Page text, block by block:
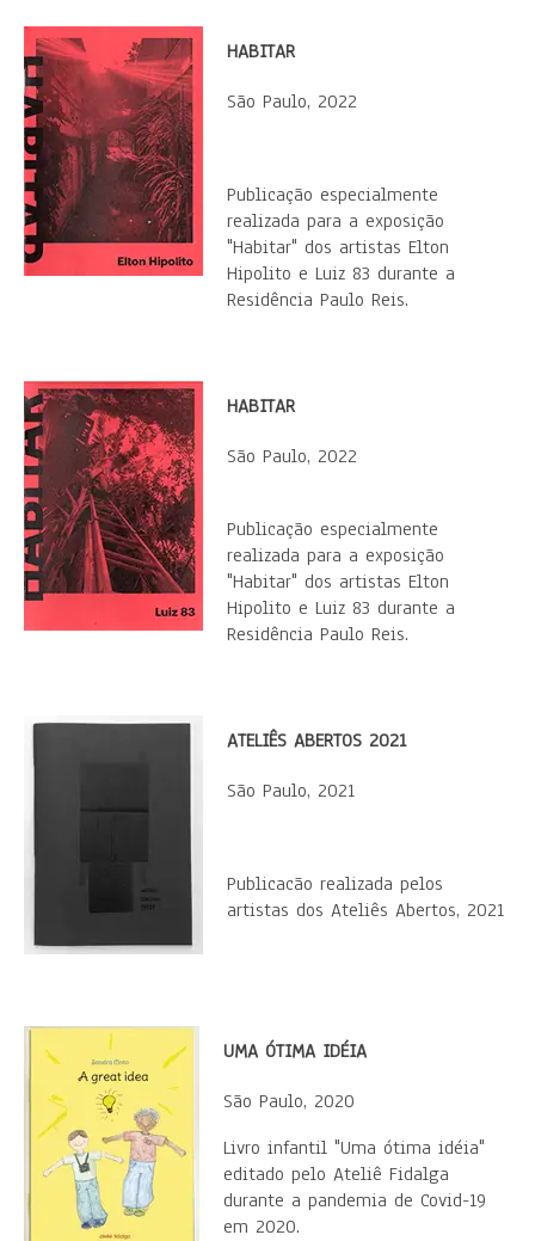
HABITAR
São Paulo, 2022
​Publicação especialmente
realizada para a exposição
"Habitar" dos artistas Elton
Hipolito e Luiz 83 durante a
Residência Paulo Reis.
HABITAR
São Paulo, 2022
Publicação especialmente
realizada para a exposição
"Habitar" dos artistas Elton
Hipolito e Luiz 83 durante a
Residência Paulo Reis.
ATELIÊS ABERTOS 2021
São Paulo, 2021
Publicacão realizada pelos
artistas dos Ateliês Abertos, 2021
UMA ÓTIMA IDÉIA
São Paulo, 2020
Livro infantil "Uma ótima idéia"
editado pelo Ateliê Fidalga
durante a pandemia de Covid-19
em 2020.